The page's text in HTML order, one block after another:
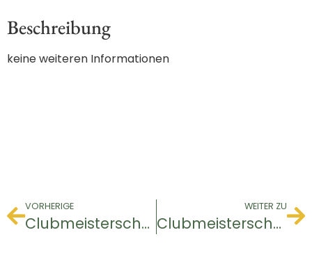
Beschreibung
keine weiteren Informationen
VORHERIGE
Clubmeisterschaft der Jugend
WEITER ZU
Clubmeisterschaft der Jugend